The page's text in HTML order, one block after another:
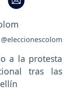
a la protesta
tras las